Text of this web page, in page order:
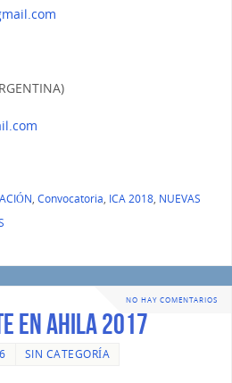
, Convocatoria, ICA 2018, NUEVAS
NO HAY COMENTARIOS
en AHILA 2017
SIN CATEGORÍA